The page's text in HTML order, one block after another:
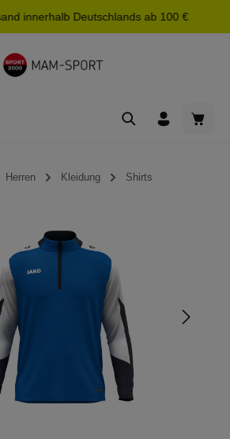
innerhalb Deutschlands ab 100 €
Herren Kleidung Shirts